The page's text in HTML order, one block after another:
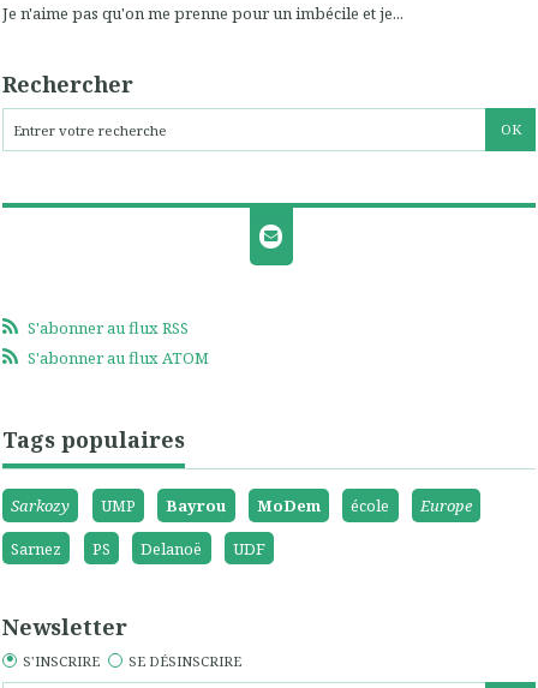
Je n'aime pas qu'on me prenne pour un imbécile et je...
Rechercher
S'abonner au flux RSS
S'abonner au flux ATOM
Tags populaires
Sarkozy UMP Bayrou MoDem école
Europe
Sarnez
PS Delanoë UDF
Newsletter
S'INSCRIRE SE DÉSINSCRIRE